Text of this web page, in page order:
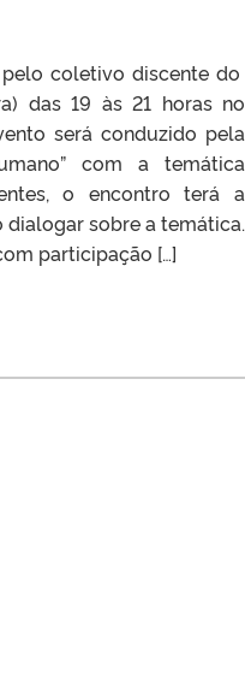
coletivo discente do
das 19 às 21 horas no
será conduzido pela
com a temática
o encontro terá a
sobre a temática.
participação […]